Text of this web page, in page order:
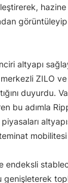
altyapı
ZILO
duyurdu.
bu adımla
endeksli
genişleterek